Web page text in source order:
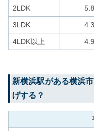
2LDK 5.8
3LDK 4.3
4LDK以上 4.9
新横浜駅がある横浜
げする？